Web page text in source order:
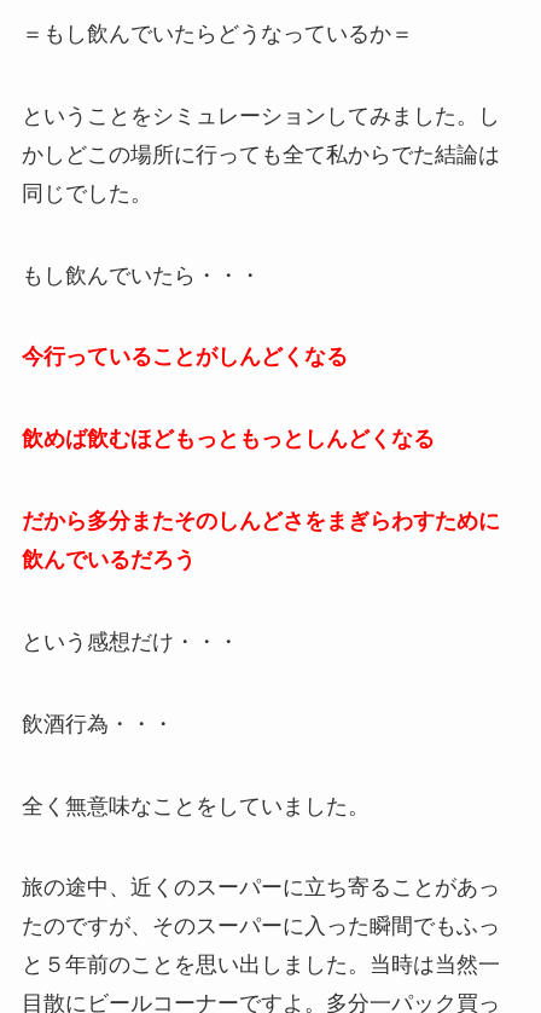
＝もし飲んでいたらどうなっているか＝
ということをシミュレーションしてみました。し
かしどこの場所に行っても全て私からでた結論は
同じでした。
もし飲んでいたら・・・
今行っていることがしんどくなる
飲めば飲むほどもっともっとしんどくなる
だから多分またそのしんどさをまぎらわすために
飲んでいるだろう
という感想だけ・・・
飲酒行為・・・
全く無意味なことをしていました。
旅の途中、近くのスーパーに立ち寄ることがあっ
たのですが、そのスーパーに入った瞬間でもふっ
と５年前のことを思い出しました。当時は当然一
目散にビールコーナーですよ。多分一パック買っ